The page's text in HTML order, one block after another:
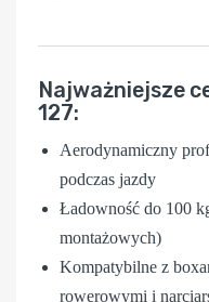
Najważniejsze
127:
Aerodynamiczny
podczas jazdy
Ładowność do 100
montażowych)
Kompatybilne z
rowerowymi i